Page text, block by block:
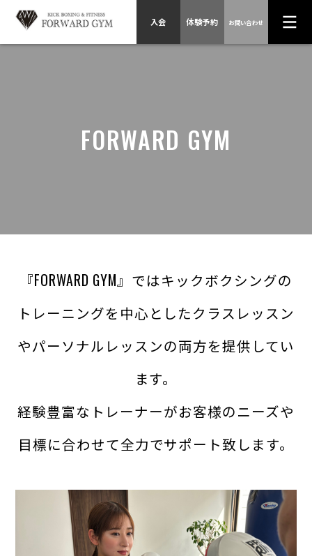
入会 体験予約 お問い合わせ
プログラム
お問い合わせ
FORWARD GYM
『FORWARD GYM』ではキックボクシングの
トレーニングを中心としたクラスレッスン
やパーソナルレッスンの両方を提供してい
ます。
経験豊富なトレーナーがお客様のニーズや
目標に合わせて全力でサポート致します。